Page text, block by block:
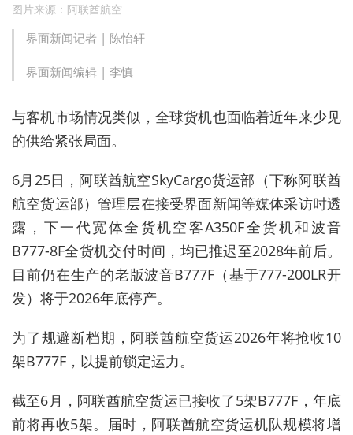
图片来源：阿联酋航空
界面新闻记者 | 陈怡轩
界面新闻编辑 | 李慎
与客机市场情况类似， 全球货机也面临着近年来少见
的供给紧张局面。
6月25日，阿联酋航空SkyCargo货运部（下称阿联酋
航空货运部）管理层在接受界面新闻等媒体采访时透
露，下一代宽体全货机空客A350F全货机和波音
B777-8F全货机交付时间，均已推迟至2028年前后。
目前仍在生产的老版波音B777F（基于777-200LR开
发）将于2026年底停产。
为了规避断档期，阿联酋航空货运2026年将抢收10
架B777F，以提前锁定运力。
截至6月，阿联酋航空货运已接收了5架B777F，年底
前将再收5架。届时，阿联酋航空货运机队规模将增